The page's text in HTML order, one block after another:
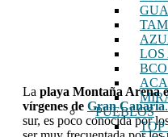
LOS
PUEBLOS
TOP
La playa Montaña Arena
vírgenes de Gran Canaria.
sur, es poco conocida por